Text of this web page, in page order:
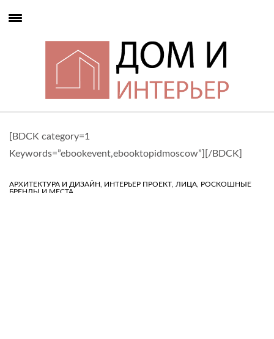
[BDCK category=1
Keywords=”ebookevent,ebooktopidmoscow”][/BDCK]
АРХИТЕКТУРА И ДИЗАЙН, ИНТЕРЬЕР ПРОЕКТ, ЛИЦА, РОСКОШНЫЕ
БРЕНДЫ И МЕСТА